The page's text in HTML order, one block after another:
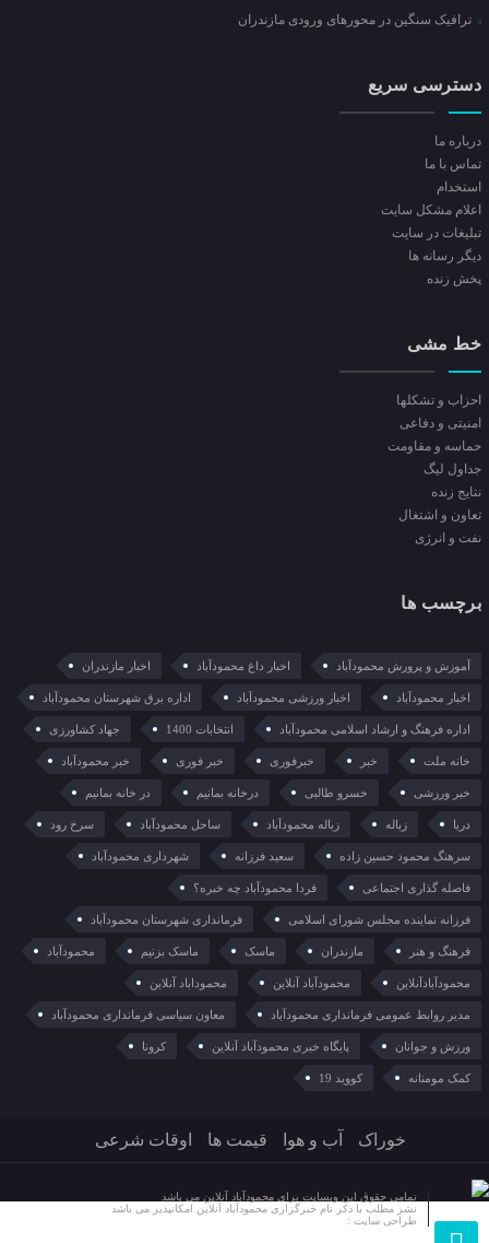
ترافیک سنگین در محور‌های ورودی مازندران
دسترسی سریع
درباره ما
تماس با ما
استخدام
اعلام مشکل سایت
تبلیغات در سایت
ديگر رسانه ها
پخش زنده
خط مشی
احزاب و تشکلها
امنیتی و دفاعی
حماسه و مقاومت
جداول لیگ
نتایج زنده
تعاون و اشتغال
نفت و انرژی
برچسب ها
آموزش و پرورش محمودآباد اخبار داغ محمودآباد اخبار مازندران
اخبار محمودآباد اخبار ورزشی محمودآباد اداره برق شهرستان محمودآباد
اداره فرهنگ و ارشاد اسلامی محمودآباد انتخابات 1400 جهاد کشاورزی
خانه ملت خبر خبرفوری خبر فوری خبر محمودآباد
خبر ورزشی خسرو طالبی درخانه بمانیم در خانه بمانیم
دریا زباله زباله محمودآباد ساحل محمودآباد سرخ رود
سرهنگ محمود حسین زاده سعید فرزانه شهرداری محمودآباد
فاصله گذاری اجتماعی فردا محمودآباد چه خبره؟
فرزانه نماینده مجلس شورای اسلامی فرمانداری شهرستان محمودآباد
فرهنگ و هنر مازندران ماسک ماسک بزنیم محمودآباد
محمودآبادآنلاین محمودآباد آنلاین محموداباد آنلاین
مدیر روابط عمومی فرمانداری محمودآباد معاون سیاسی فرمانداری محمودآباد
ورزش و جوانان پایگاه خبری محمودآباد آنلاین کرونا
کمک مومنانه کووید 19
خوراک آب و هوا قیمت ها اوقات شرعی
تمامی حقوق این وبسایت برای محمودآباد آنلاین می باشد
نشر مطلب با ذکر نام خبرگزاری محمودآباد آنلاین امکانپذیر می باشد
طراحی سایت :